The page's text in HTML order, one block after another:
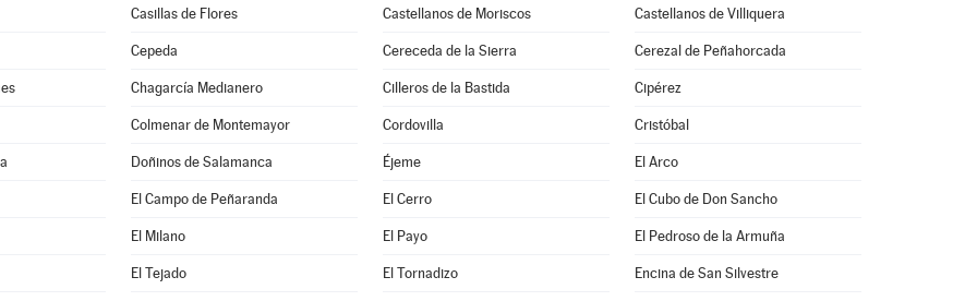
Casillas de Flores Castellanos de Moriscos Castellanos de Villiquera
Cepeda Cereceda de la Sierra Cerezal de Peñahorcada
Chagarcía Medianero Cilleros de la Bastida Cipérez
Colmenar de Montemayor Cordovilla Cristóbal
Doñinos de Salamanca Éjeme El Arco
El Campo de Peñaranda El Cerro El Cubo de Don Sancho
El Milano El Payo El Pedroso de la Armuña
El Tejado El Tornadizo Encina de San Silvestre